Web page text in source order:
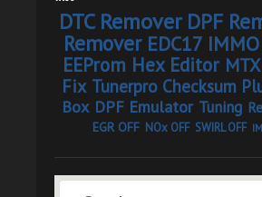
DTC Remover DPF
Remover EDC17
EEProm Hex Editor
Fix Tunerpro Checksum
Box DPF Emulator Tuning
EGR OFF NOx OFF SWIRL OFF